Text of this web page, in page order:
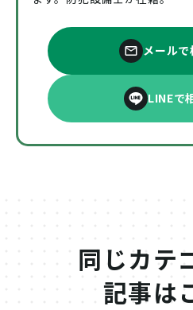
メール
LINEで
同じカテ
記事は